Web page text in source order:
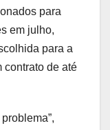
para
em julho,
para a
contrato de até